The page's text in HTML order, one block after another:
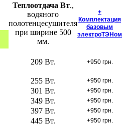
Теплоотдача Вт.,
водяного
полотенцесушителя
при ширине 500
мм.
+
Комплектация
базовым
электроТЭНом
209 Вт. +950 грн.
255 Вт. +950 грн.
301 Вт. +950 грн.
349 Вт. +950 грн.
397 Вт. +950 грн.
445 Вт. +950 грн.